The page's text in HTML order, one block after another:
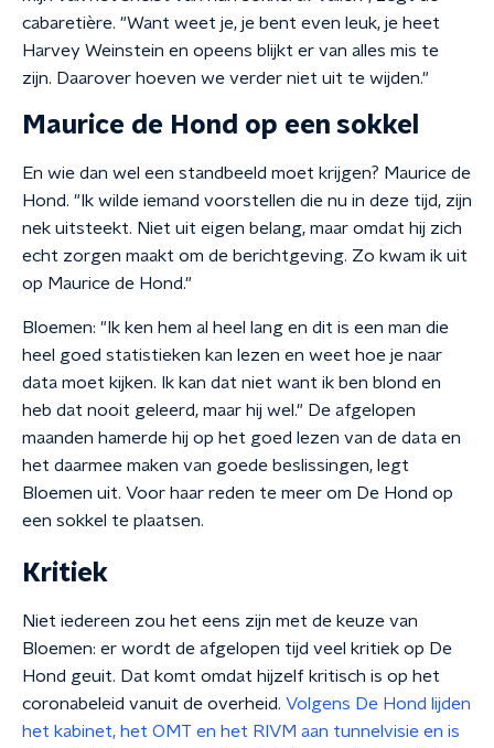
cabaretière. "Want weet je, je bent even leuk, je heet
Harvey Weinstein en opeens blijkt er van alles mis te
zijn. Daarover hoeven we verder niet uit te wijden."
Maurice de Hond op een sokkel
En wie dan wel een standbeeld moet krijgen? Maurice de
Hond. "Ik wilde iemand voorstellen die nu in deze tijd, zijn
nek uitsteekt. Niet uit eigen belang, maar omdat hij zich
echt zorgen maakt om de berichtgeving. Zo kwam ik uit
op Maurice de Hond."
Bloemen: "Ik ken hem al heel lang en dit is een man die
heel goed statistieken kan lezen en weet hoe je naar
data moet kijken. Ik kan dat niet want ik ben blond en
heb dat nooit geleerd, maar hij wel." De afgelopen
maanden hamerde hij op het goed lezen van de data en
het daarmee maken van goede beslissingen, legt
Bloemen uit. Voor haar reden te meer om De Hond op
een sokkel te plaatsen.
Kritiek
Niet iedereen zou het eens zijn met de keuze van
Bloemen: er wordt de afgelopen tijd veel kritiek op De
Hond geuit. Dat komt omdat hijzelf kritisch is op het
coronabeleid vanuit de overheid. Volgens De Hond lijden
het kabinet, het OMT en het RIVM aan tunnelvisie en is